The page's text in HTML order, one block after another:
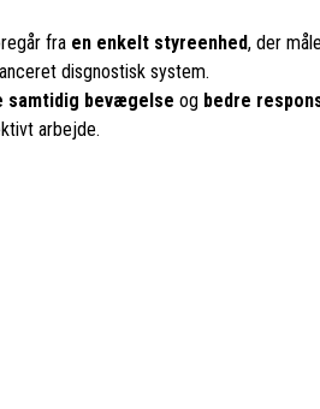
fra en enkelt styreenhed, der
disgnostisk system.
samtidig bevægelse og bedre
arbejde.